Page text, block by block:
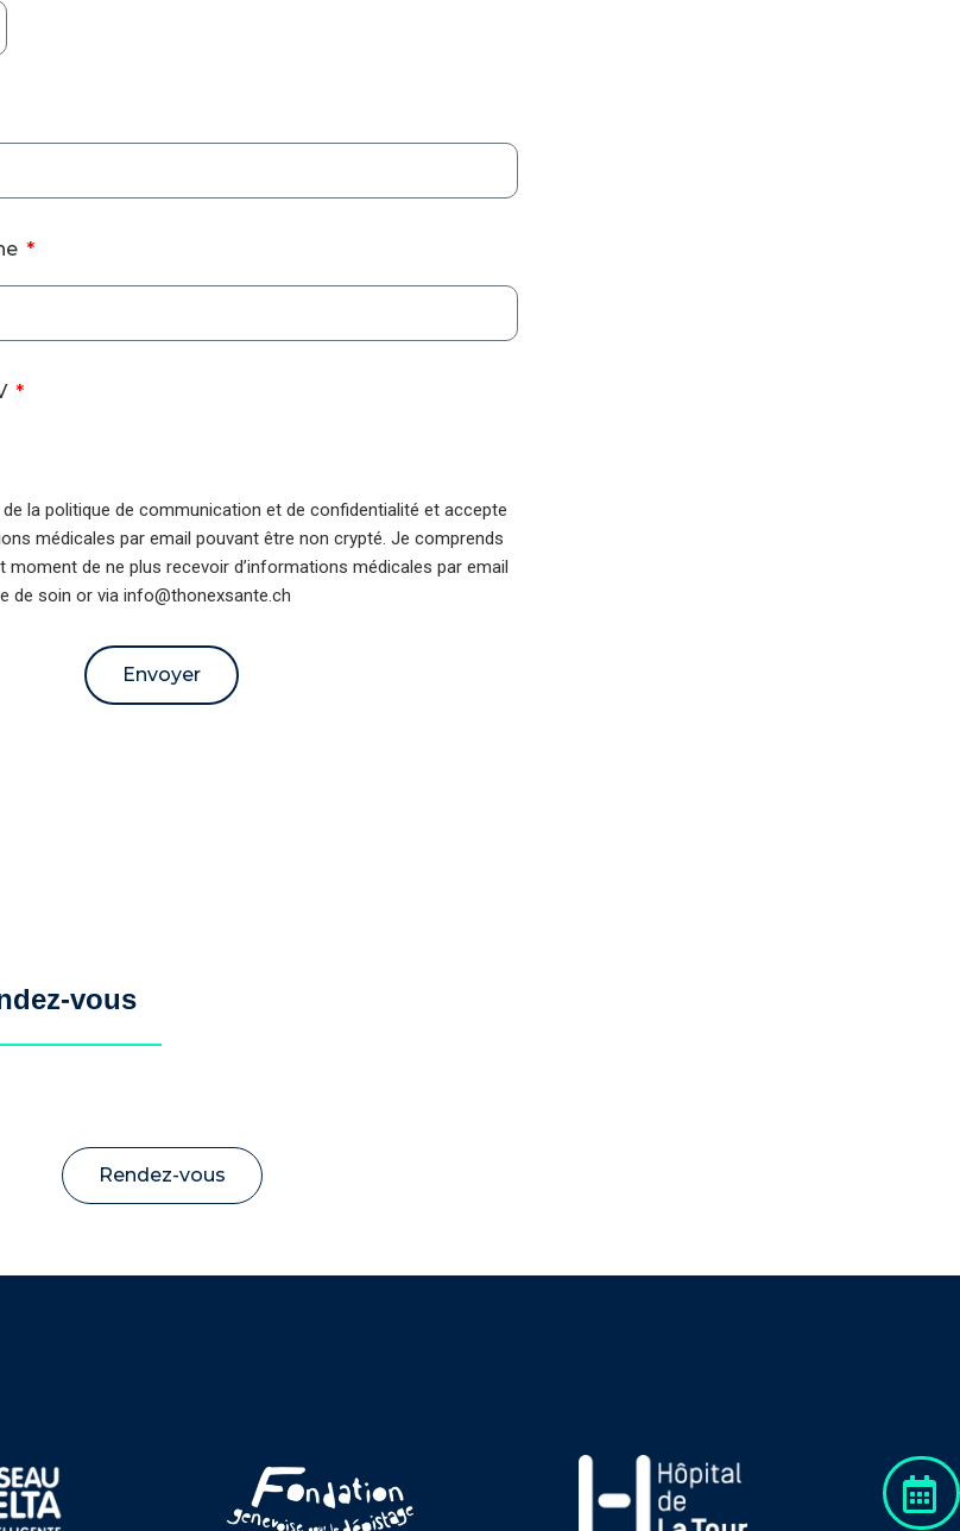
de la politique de communication et de confidentialité et accepte
médicales par email pouvant être non crypté. Je comprends
moment de ne plus recevoir d’informations médicales par email
de soin or via info@thonexsante.ch
Envoyer
vous
Rendez-vous